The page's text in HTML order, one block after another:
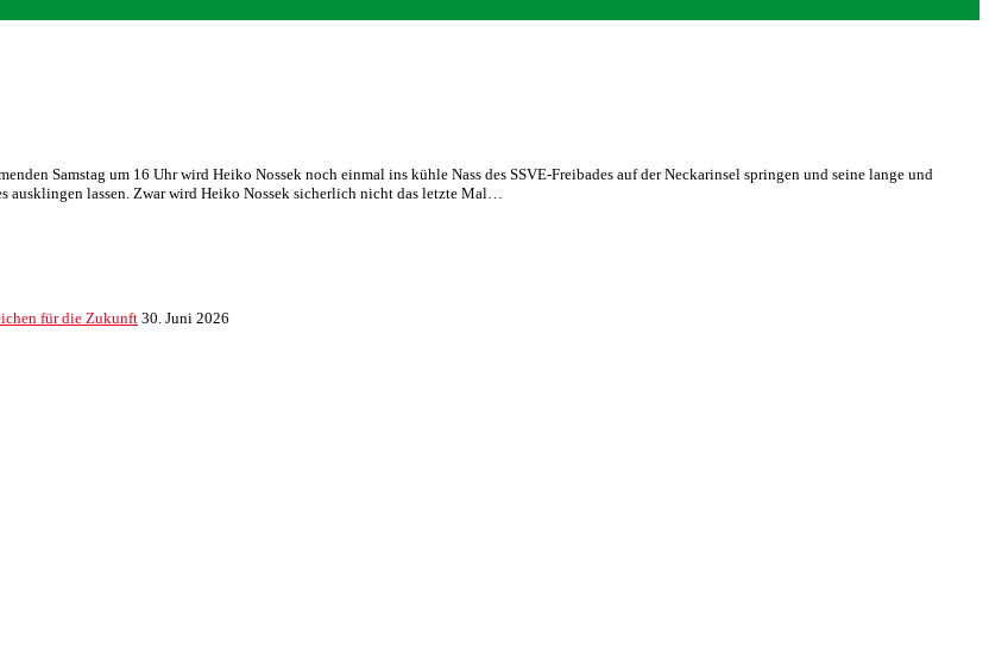
Samstag um 16 Uhr wird Heiko Nossek noch einmal ins kühle Nass des SSVE-Freibades auf der Neckarinsel springen und seine lange und
ausklingen lassen. Zwar wird Heiko Nossek sicherlich nicht das letzte Mal…
für die Zukunft30. Juni 2026